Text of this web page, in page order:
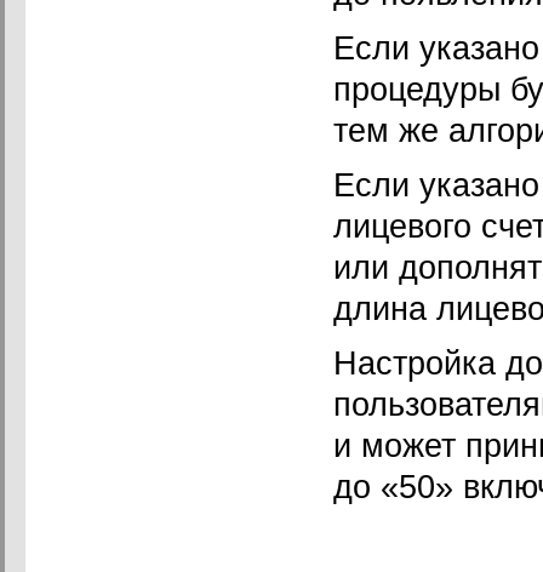
Если
процедуры
тем же
Если
лицевого
или
длина
Настройка
и может
до «50»